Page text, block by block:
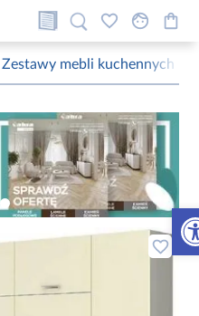
Zestawy mebli kuchennych